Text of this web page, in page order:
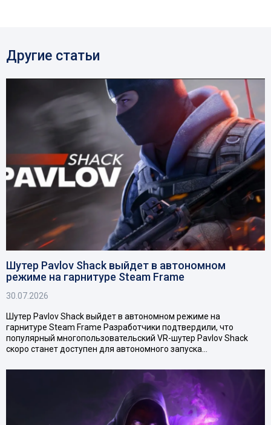
Другие статьи
Шутер Pavlov Shack выйдет в автономном
режиме на гарнитуре Steam Frame
30.07.2026
Шутер Pavlov Shack выйдет в автономном режиме на
гарнитуре Steam Frame Разработчики подтвердили, что
популярный многопользовательский VR-шутер Pavlov Shack
скоро станет доступен для автономного запуска…